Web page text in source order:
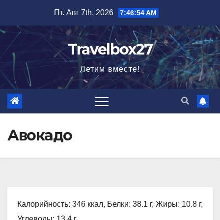
содержимому
Пт. Авг 7th, 2026 7:46:55 AM
Travelbox27
Летим вместе!
Авокадо
Калорийность: 346 ккал, Белки: 38.1 г, Жиры: 10.8 г,